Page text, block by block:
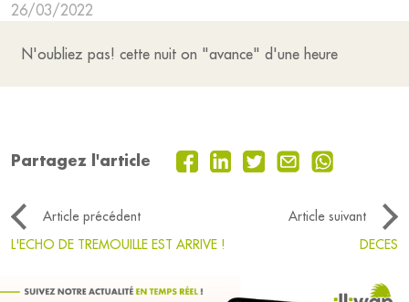
26/03/2022
N'oubliez pas! cette nuit on "avance" d'une heure
Partagez l'article
Article précédent
Article suivant
L'ECHO DE TREMOUILLE EST ARRIVE !
DECES